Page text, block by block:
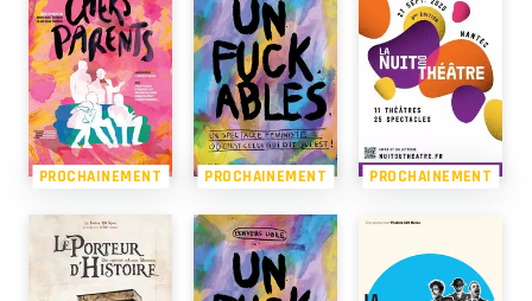
PROCHAINEMENT PROCHAINEMENT PROCHAINEMENT